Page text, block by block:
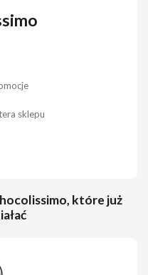
sklepu
które już